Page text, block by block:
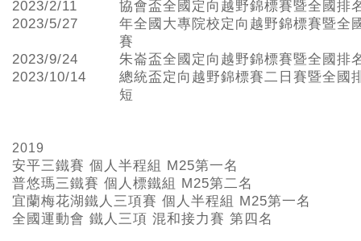
2023/2/11
協會盃全國定向越野錦標賽暨全國排
2023/5/27
年全國大專院校定向越野錦標賽暨全
賽
2023/9/24
朱崙盃全國定向越野錦標賽暨全國排
2023/10/14
總統盃定向越野錦標賽二日賽暨全國
短
2019
安平三鐵賽 個人半程組 M25第一名
普悠瑪三鐵賽 個人標鐵組 M25第二名
宜蘭梅花湖鐵人三項賽 個人半程組 M25第一名
全國運動會 鐵人三項 混和接力賽 第四名